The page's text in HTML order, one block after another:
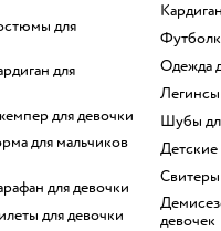
для девочки
для девочки
для девочки
Одежда
Шубы
Демисезонные куртки для
девочек